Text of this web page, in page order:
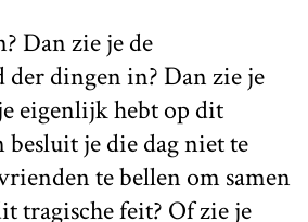
Dan zie je de
dingen in? Dan zie je
eigenlijk hebt op dit
besluit je die dag niet te
te bellen om samen
tragische feit? Of zie je